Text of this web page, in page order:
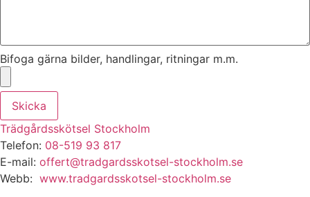
Bifoga gärna bilder, handlingar, ritningar m.m.
Skicka
Trädgårdsskötsel Stockholm
Telefon: 08-519 93 817
E-mail: offert@tradgardsskotsel-stockholm.se
Webb: www.tradgardsskotsel-stockholm.se